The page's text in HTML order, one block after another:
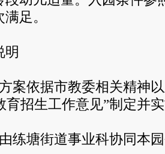
足。
依据市教委相关精神以
育招生工作意见”制定并
塘街道事业科协同本园